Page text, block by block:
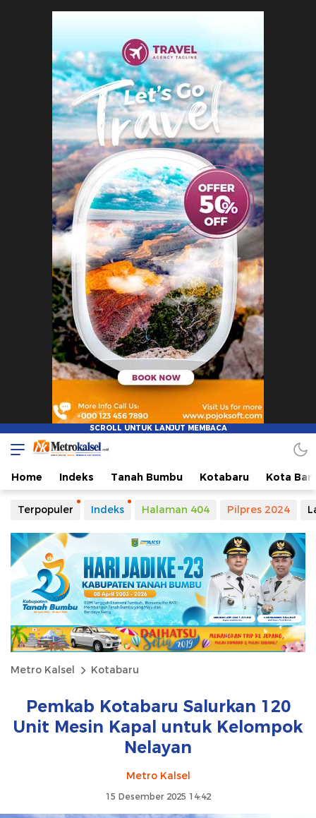
Home Indeks Tanah Bumbu Kotabaru Kota
Terpopuler Indeks Halaman 404 Pilpres 2024
Metro Kalsel Kotabaru
Pemkab Kotabaru Salurkan 120
Unit Mesin Kapal untuk Kelompok
Nelayan
Metro Kalsel
15 Desember 2025 14:42